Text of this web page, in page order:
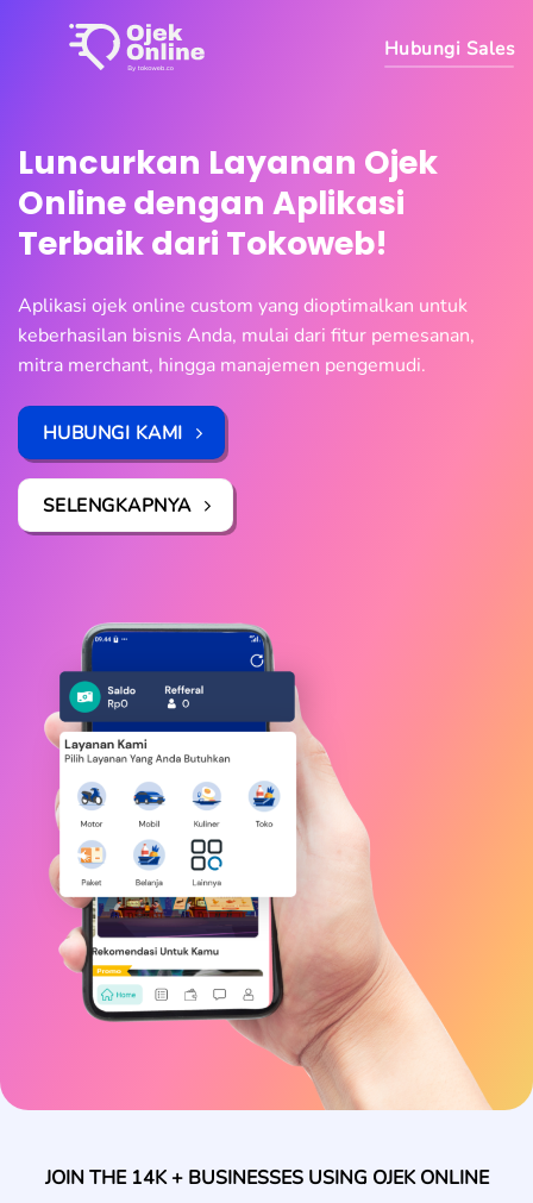
Hubungi Sales
Luncurkan Layanan Ojek
Online dengan Aplikasi
Terbaik dari Tokoweb!
Aplikasi ojek online custom yang dioptimalkan untuk
keberhasilan bisnis Anda, mulai dari fitur pemesanan,
mitra merchant, hingga manajemen pengemudi.
HUBUNGI KAMI
SELENGKAPNYA
JOIN THE 14K + BUSINESSES USING OJEK ONLINE